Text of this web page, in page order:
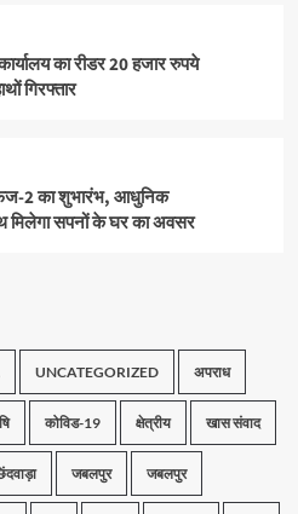
का रीडर 20 हजार रुपये
गिरफ्तार
2 का शुभारंभ, आधुनिक
मिलेगा सपनों के घर का अवसर
UNCATEGORIZED अपराध
कोविड-19 क्षेत्रीय खास संवाद
जबलपुर जबलपुर